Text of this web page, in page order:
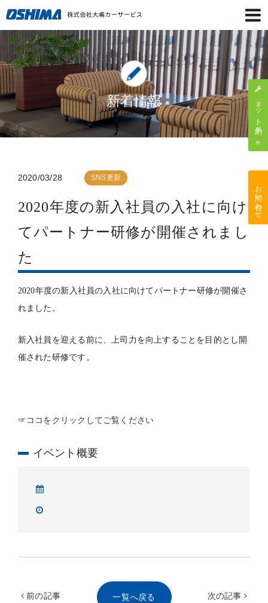
新着情報
2020/03/28 SNS更新
2020年度の新入社員の入社に向け
てパートナー研修が開催されまし
た
2020年度の新入社員の入社に向けてパートナー研修が開催さ
れました。
新入社員を迎える前に、上司力を向上することを目的とし開
催された研修です。
☞ココをクリックしてご覧ください
イベント概要
一覧へ戻る
前の記事 次の記事
ネット予約
お問い合わせ